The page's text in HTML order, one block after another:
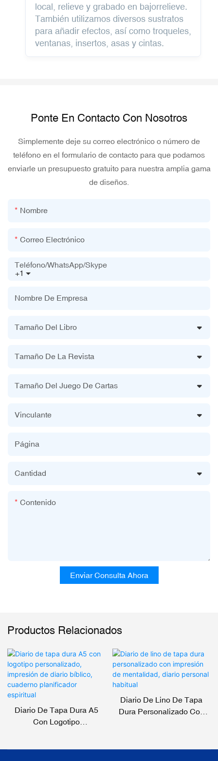
local, relieve y grabado en bajorrelieve.
También utilizamos diversos sustratos
para añadir efectos, así como troqueles,
ventanas, insertos, asas y cintas.
Ponte En Contacto Con Nosotros
Simplemente deje su correo electrónico o número de
teléfono en el formulario de contacto para que podamos
enviarle un presupuesto gratuito para nuestra amplia gama
de diseños.
Nombre
Correo Electrónico
+1
Teléfono/WhatsApp/Skype
Nombre De Empresa
Tamaño Del Libro
Tamaño De La Revista
Tamaño Del Juego De Cartas
Vinculante
Página
Cantidad
Contenido
Enviar Consulta Ahora
Productos Relacionados
Diario De Tapa Dura A5
Con Logotipo
Diario De Lino De Tapa
Dura Personalizado Con